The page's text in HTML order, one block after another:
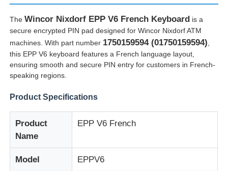
TheWincor Nixdorf EPP V6 French Keyboard is a
secure encrypted PIN pad designed for Wincor Nixdorf ATM
machines. With part number 1750159594 (01750159594)
this EPP V6 keyboard features a French language layout,
ensuring smooth and secure PIN entry for customers in French-
speaking regions.
Product Specifications
Product
Name
EPP V6 French
Model EPPV6